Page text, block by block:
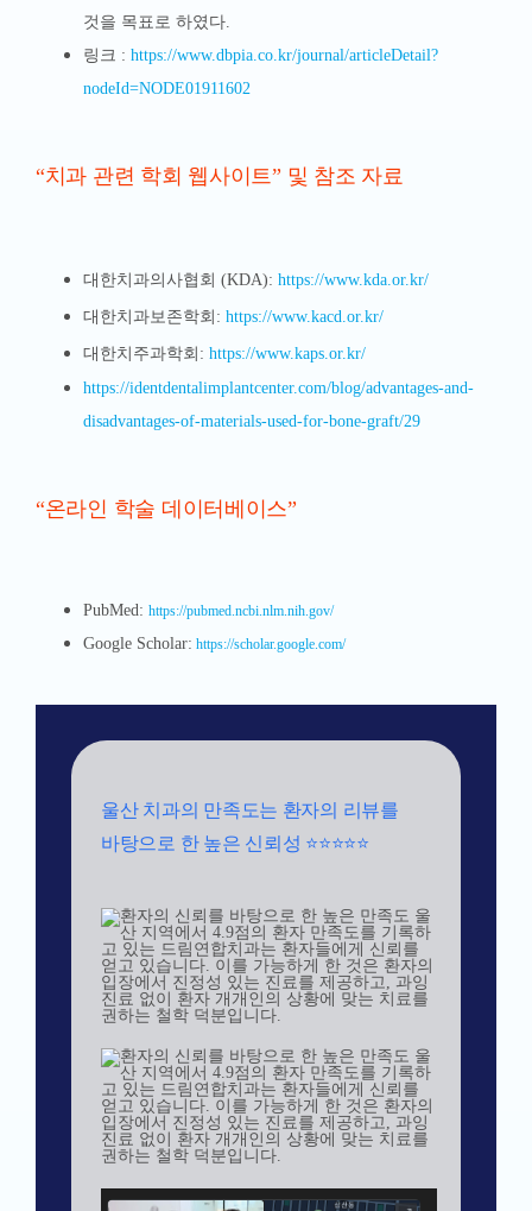
것을 목표로 하였다.
링크 : https://www.dbpia.co.kr/journal/articleDetail?
nodeId=NODE01911602
“치과 관련 학회 웹사이트” 및 참조 자료
대한치과의사협회 (KDA): https://www.kda.or.kr/
대한치과보존학회: https://www.kacd.or.kr/
대한치주과학회: https://www.kaps.or.kr/
https://identdentalimplantcenter.com/blog/advantages-and-
disadvantages-of-materials-used-for-bone-graft/29
“온라인 학술 데이터베이스”
PubMed: https://pubmed.ncbi.nlm.nih.gov/
Google Scholar: https://scholar.google.com/
울산 치과의 만족도는 환자의 리뷰를
바탕으로 한 높은 신뢰성 ⭐⭐⭐⭐⭐